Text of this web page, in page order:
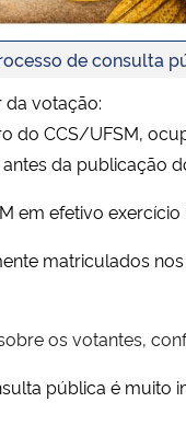
de consulta
da votação:
do CCS/UFSM,
da publicação
em efetivo
matriculados
os votantes,
pública é muito